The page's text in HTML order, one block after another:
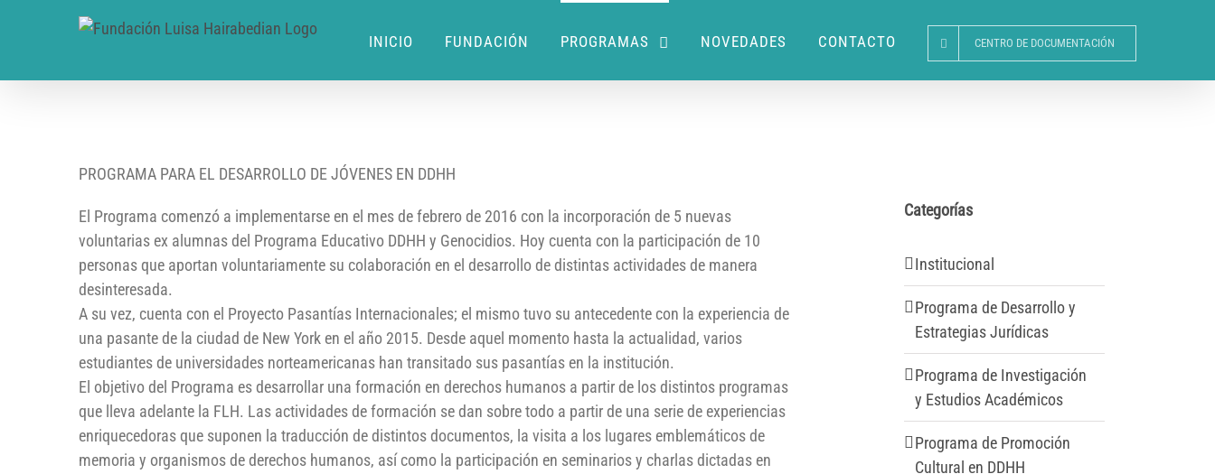
INICIO FUNDACIÓN PROGRAMAS NOVEDADES CONTACTO CENTRO DE DOCUMENTACIÓN
PROGRAMA PARA EL DESARROLLO DE JÓVENES EN DDHH
El Programa comenzó a implementarse en el mes de febrero de 2016 con la incorporación de 5 nuevas
voluntarias ex alumnas del Programa Educativo DDHH y Genocidios. Hoy cuenta con la participación de 10
personas que aportan voluntariamente su colaboración en el desarrollo de distintas actividades de manera
desinteresada.
A su vez, cuenta con el Proyecto Pasantías Internacionales; el mismo tuvo su antecedente con la experiencia de
una pasante de la ciudad de New York en el año 2015. Desde aquel momento hasta la actualidad, varios
estudiantes de universidades norteamericanas han transitado sus pasantías en la institución.
El objetivo del Programa es desarrollar una formación en derechos humanos a partir de los distintos programas
que lleva adelante la FLH. Las actividades de formación se dan sobre todo a partir de una serie de experiencias
enriquecedoras que suponen la traducción de distintos documentos, la visita a los lugares emblemáticos de
memoria y organismos de derechos humanos, así como la participación en seminarios y charlas dictadas en
Categorías
Institucional
Programa de Desarrollo y
Estrategias Jurídicas
Programa de Investigación
y Estudios Académicos
Programa de Promoción
Cultural en DDHH